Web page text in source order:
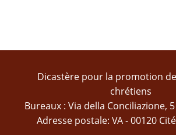
Dicastère pour la promotion
chrétiens
Bureaux : Via della Conciliazione,
Adresse postale: VA - 00120